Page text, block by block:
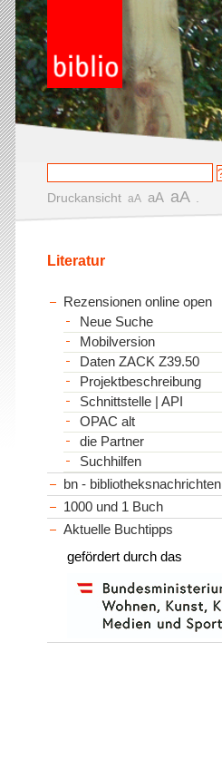
Druckansicht aA aA aA
Literatur
Rezensionen online open
Neue Suche
Mobilversion
Daten ZACK Z39.50
Projektbeschreibung
Schnittstelle | API
OPAC alt
die Partner
Suchhilfen
bn - bibliotheksnachrichten
1000 und 1 Buch
Aktuelle Buchtipps
gefördert durch das